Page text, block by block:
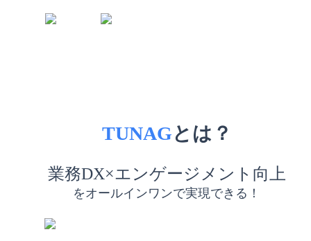
TUNAGとは？
業務DX×エンゲージメント向上
をオールインワンで実現できる！